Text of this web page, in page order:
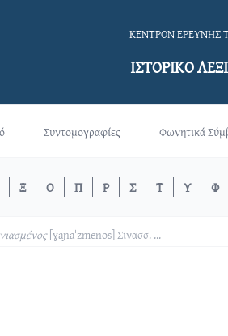
ΚΕΝΤΡΟΝ ΕΡΕΥΝΗΣ
ΙΣΤΟΡΙΚΟ
Συντομογραφίες Φωνητικά
Ξ Ο Π Ρ Σ Τ Υ Φ
[ɣaɲaˈzmenos] Σινασσ. ...